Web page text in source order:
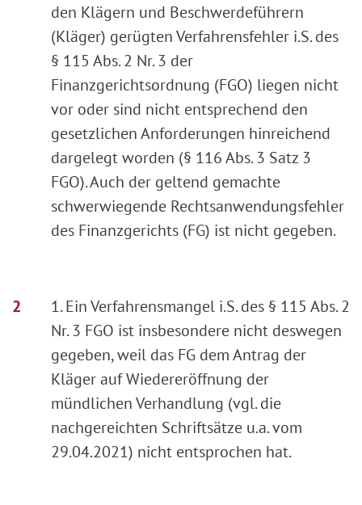
den Klägern und Beschwerdeführern
(Kläger) gerügten Verfahrensfehler i.S. des
§ 115 Abs. 2 Nr. 3 der
Finanzgerichtsordnung (FGO) liegen nicht
vor oder sind nicht entsprechend den
gesetzlichen Anforderungen hinreichend
dargelegt worden (§ 116 Abs. 3 Satz 3
FGO). Auch der geltend gemachte
schwerwiegende Rechtsanwendungsfehler
des Finanzgerichts (FG) ist nicht gegeben.
1. Ein Verfahrensmangel i.S. des § 115 Abs. 2
Nr. 3 FGO ist insbesondere nicht deswegen
gegeben, weil das FG dem Antrag der
Kläger auf Wiedereröffnung der
mündlichen Verhandlung (vgl. die
nachgereichten Schriftsätze u.a. vom
29.04.2021) nicht entsprochen hat.